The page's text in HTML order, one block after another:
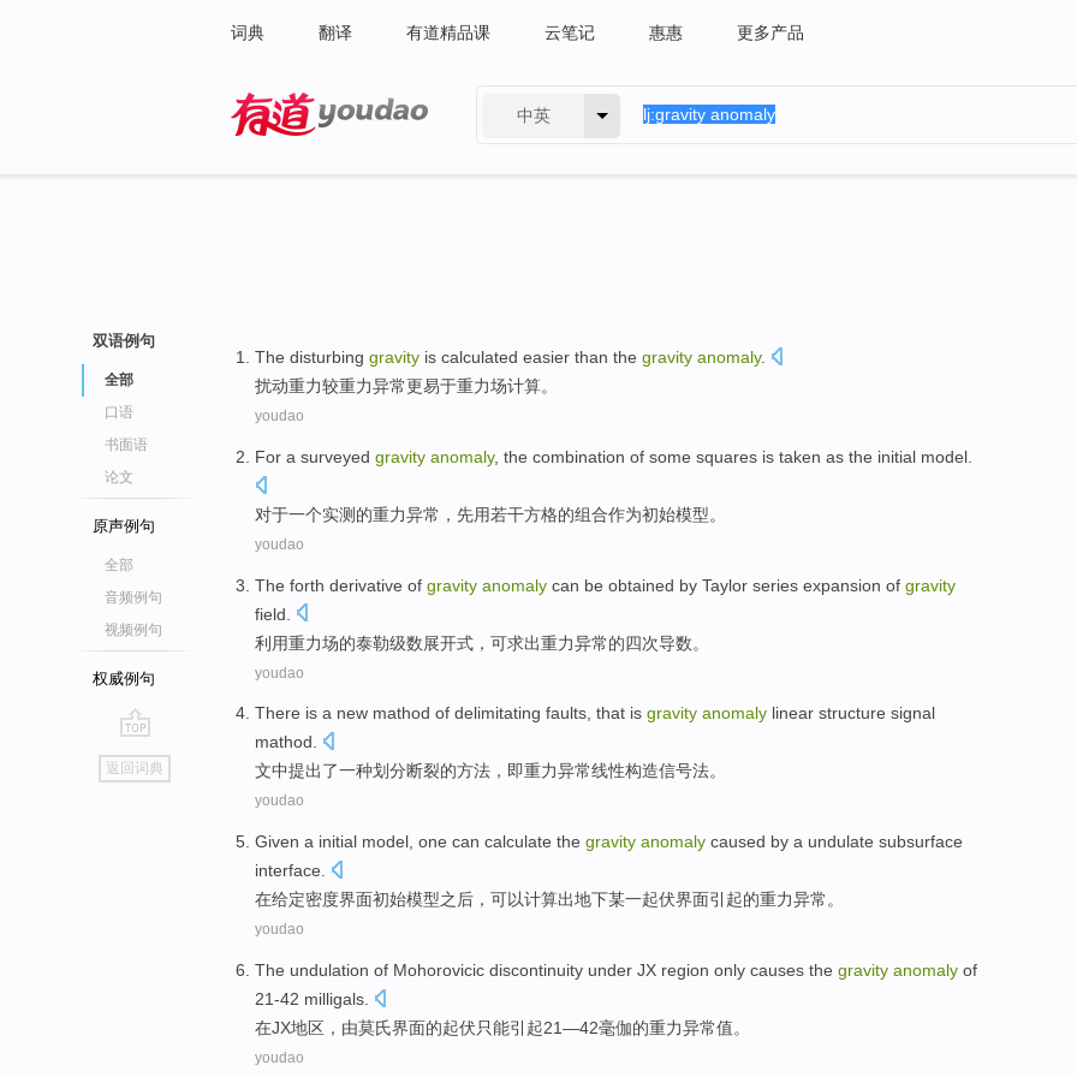
词典 翻译 有道精品课 云笔记 惠惠 更多产品
中英
双语例句
全部
口语
书面语
论文
原声例句
全部
音频例句
视频例句
权威例句
go
top
返回词典
The disturbing gravity is calculated easier than the gravity anomaly.
扰动重力较重力异常更易于重力场计算。
youdao
For a surveyed gravity anomaly, the combination of some squares is taken as the initial model
对于一个实测 的重力异常 ，先用若干方格的组合作为初始模型。
youdao
The forth derivative of gravity anomaly can be obtained by Taylor series expansion of gravity
field.
利用重力场的泰勒级数展开式 ， 可求出重力异常的四次导数。
youdao
There is a new mathod of delimitating faults, that is gravity anomaly linear structure signal
mathod.
文中提出了一种划分断裂的方法， 即重力异常线性构造信号法。
youdao
Given a initial model , one can calculate the gravity anomaly caused by a undulate subsurface
interface
在给定密度界面初始模型之后， 可以计算出地下某一起伏界面引起的重力异常 。
youdao
The undulation of Mohorovicic discontinuity under JX region only causes the gravity anomaly of
21-42 milligals.
在JX地区 ， 由莫氏界面的起伏只能引起21—42毫伽的重力异常值。
youdao